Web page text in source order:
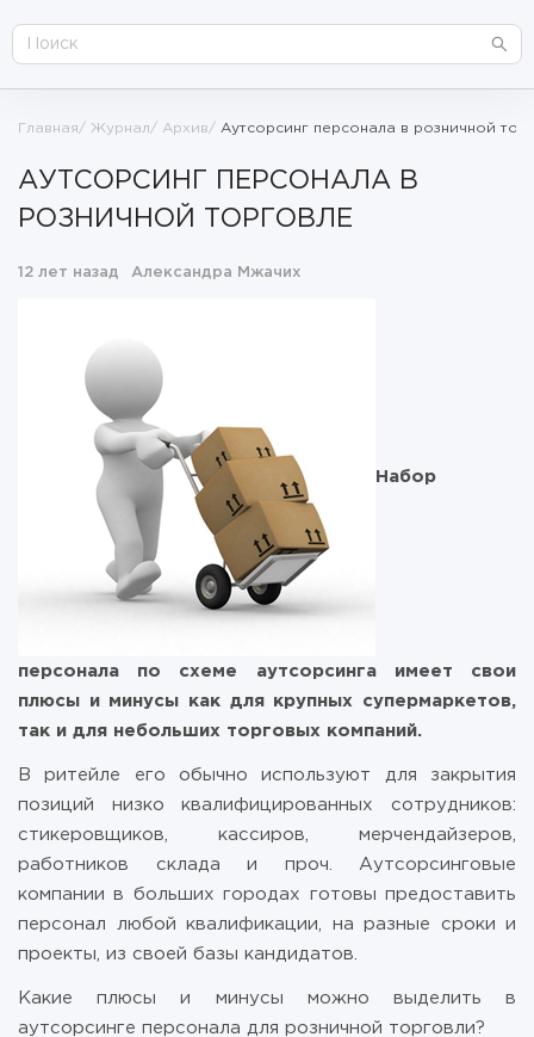
Главная Журнал Архив Аутсорсинг персонала в розничной
АУТСОРСИНГ ПЕРСОНАЛА В
РОЗНИЧНОЙ ТОРГОВЛЕ
12 лет назад Александра Мжачих
Набор
персонала по схеме аутсорсинга имеет свои
плюсы и минусы как для крупных супермаркетов,
так и для небольших торговых компаний.
В ритейле его обычно используют для закрытия
позиций низко квалифицированных сотрудников:
стикеровщиков, кассиров, мерчендайзеров,
работников склада и проч. Аутсорсинговые
компании в больших городах готовы предоставить
персонал любой квалификации, на разные сроки и
проекты, из своей базы кандидатов.
Какие плюсы и минусы можно выделить в
аутсорсинге персонала для розничной торговли?